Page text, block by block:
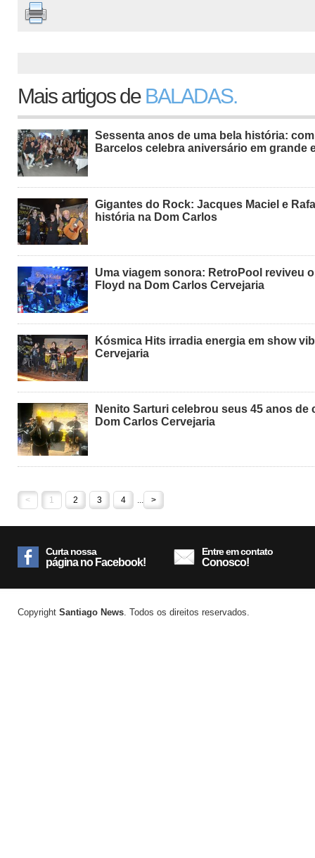
Mais artigos de BALADAS.
Sessenta anos de uma bela história:
Barcelos celebra aniversário em grande
Gigantes do Rock: Jacques Maciel e
história na Dom Carlos
Uma viagem sonora: RetroPool reviveu
Floyd na Dom Carlos Cervejaria
Kósmica Hits irradia energia em show
Cervejaria
Nenito Sarturi celebrou seus 45 anos de
Dom Carlos Cervejaria
< 1 2 3 4 ... >
Curta nossa
página no Facebook!
Entre em contato
Conosco!
Copyright Santiago News. Todos os direitos reservados.